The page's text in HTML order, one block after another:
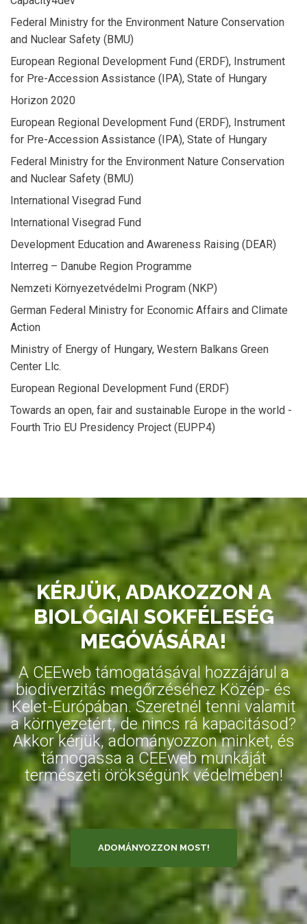
Federal Ministry for the Environment Nature Conservation
and Nuclear Safety (BMU)
European Regional Development Fund (ERDF), Instrument
for Pre-Accession Assistance (IPA), State of Hungary
Horizon 2020
European Regional Development Fund (ERDF), Instrument
for Pre-Accession Assistance (IPA), State of Hungary
Federal Ministry for the Environment Nature Conservation
and Nuclear Safety (BMU)
International Visegrad Fund
International Visegrad Fund
Development Education and Awareness Raising (DEAR)
Interreg – Danube Region Programme
Nemzeti Környezetvédelmi Program (NKP)
German Federal Ministry for Economic Affairs and Climate
Action
Ministry of Energy of Hungary, Western Balkans Green
Center Llc.
European Regional Development Fund (ERDF)
Towards an open, fair and sustainable Europe in the world -
Fourth Trio EU Presidency Project (EUPP4)
KÉRJÜK, ADAKOZZON A
BIOLÓGIAI SOKFÉLESÉG
MEGÓVÁSÁRA!
A CEEweb támogatásával hozzájárul a
biodiverzitás megőrzéséhez Közép- és
Kelet-Európában. Szeretnél tenni valamit
a környezetért, de nincs rá kapacitásod?
Akkor kérjük, adományozzon minket, és
támogassa a CEEweb munkáját
természeti örökségünk védelmében!
ADOMÁNYOZZON MOST!